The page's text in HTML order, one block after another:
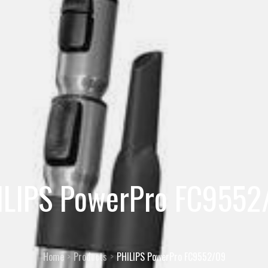
PowerPro
Home Products PHILIPS PowerPro FC9552/09